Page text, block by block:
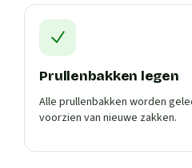
Prullenbakken legen
Alle prullenbakken worden
voorzien van nieuwe zakken.